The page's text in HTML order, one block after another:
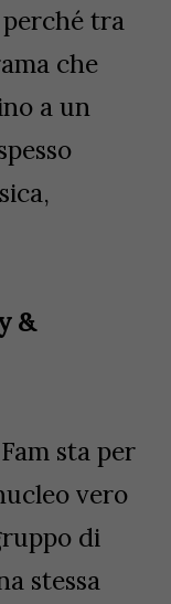
tra
che
a un
&
sta per
vero
di
stessa